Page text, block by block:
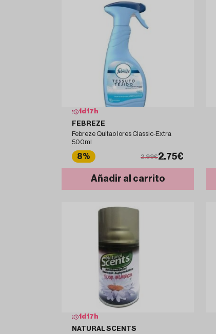
1 d 17 h
FEBREZE
Febreze Quitao lores Classic-Extra
500ml
8% 2.99€2.75€
Añadir al carrito
1 d 17 h
NATURAL SCENTS